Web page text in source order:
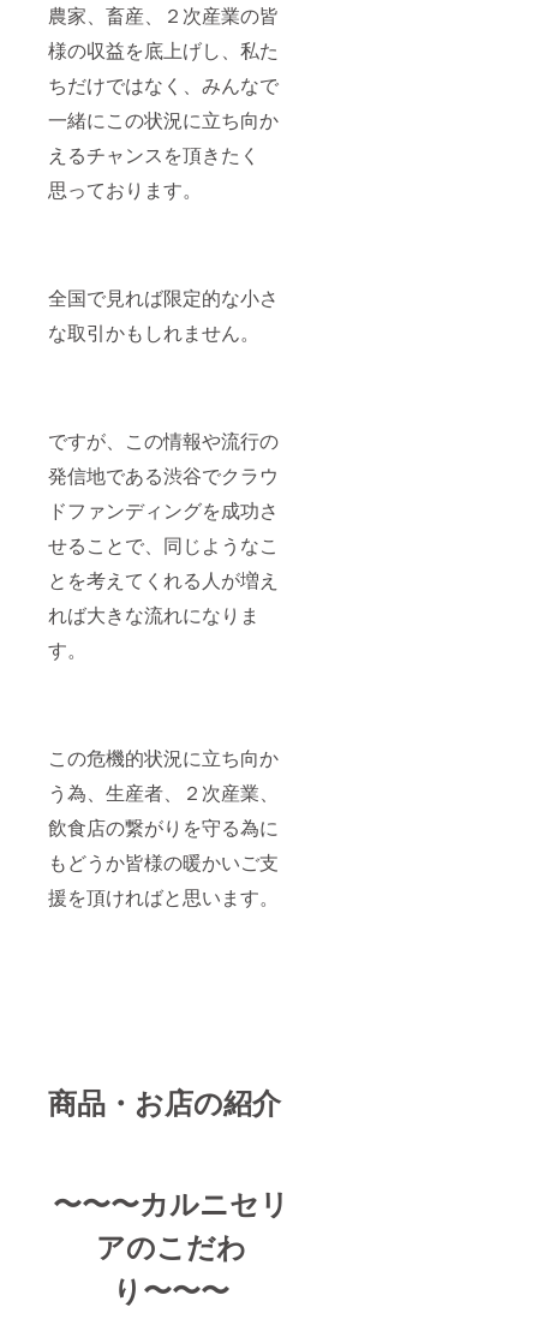
農家、畜産、２次産業の皆
様の収益を底上げし、私た
ちだけではなく、みんなで
一緒にこの状況に立ち向か
えるチャンスを頂きたく
思っております。
全国で見れば限定的な小さ
な取引かもしれません。
ですが、この情報や流行の
発信地である渋谷でクラウ
ドファンディングを成功さ
せることで、同じようなこ
とを考えてくれる人が増え
れば大きな流れになりま
す。
この危機的状況に立ち向か
う為、生産者、２次産業、
飲食店の繋がりを守る為に
もどうか皆様の暖かいご支
援を頂ければと思います。
商品・お店の紹介
〜〜〜カルニセリ
アのこだわ
り〜〜〜